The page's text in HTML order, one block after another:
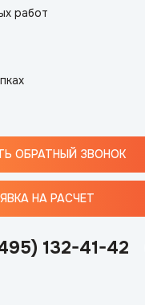
работ
ОБРАТНЫЙ ЗВОНОК
НА РАСЧЕТ
132-41-42